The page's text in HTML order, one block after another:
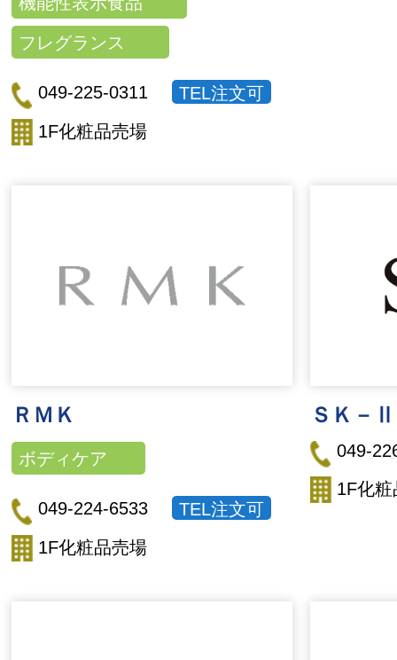
フレグランス
049-225-0311
TEL注文可
1F化粧品売場
ＲＭＫ
ボディケア
049-224-6533
TEL注文可
1F化粧品売場
ＳＫ－Ⅱ
049-
1F化